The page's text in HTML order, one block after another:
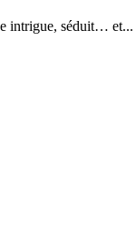
intrigue, séduit… et...